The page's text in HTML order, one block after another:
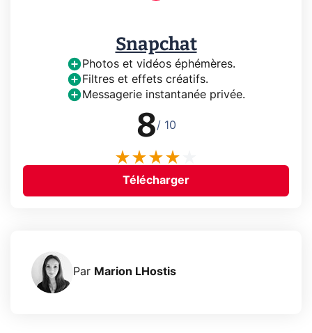
Snapchat
Photos et vidéos éphémères.
Filtres et effets créatifs.
Messagerie instantanée privée.
8/ 10
Télécharger
Par Marion LHostis